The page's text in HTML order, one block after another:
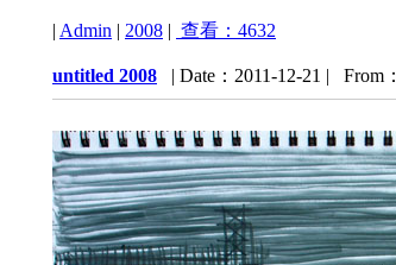
| Admin | 2008 | 查看：4632
untitled 2008 | Date：2011-12-21 | From：